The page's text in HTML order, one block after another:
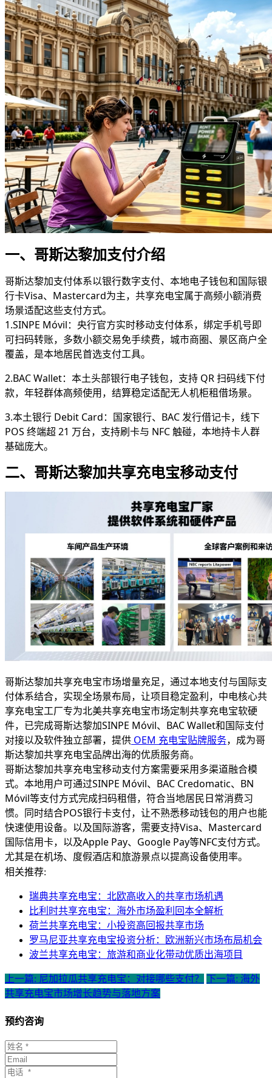
一、哥斯达黎加支付介绍
哥斯达黎加支付体系以银行数字支付、本地电子钱包和国际银
行卡Visa、Mastercard为主，共享充电宝属于高频小额消费
场景适配这些支付方式。
1.SINPE Móvil：央行官方实时移动支付体系，绑定手机号即
可扫码转账，多数小额交易免手续费，城市商圈、景区商户全
覆盖，是本地居民首选支付工具。
2.BAC Wallet：本土头部银行电子钱包，支持 QR 扫码线下付
款，年轻群体高频使用，结算稳定适配无人机柜租借场景。
3.本土银行 Debit Card：国家银行、BAC 发行借记卡，线下
POS 终端超 21 万台，支持刷卡与 NFC 触碰，本地持卡人群
基础庞大。
二、哥斯达黎加共享充电宝移动支付
哥斯达黎加共享充电宝市场增量充足，通过本地支付与国际支
付体系结合，实现全场景布局，让项目稳定盈利，中电核心共
享充电宝工厂专为北美共享充电宝市场定制共享充电宝软硬
件，已完成哥斯达黎加SINPE Móvil、BAC Wallet和国际支付
对接以及软件独立部署，提供 OEM 充电宝贴牌服务，成为哥
斯达黎加共享充电宝品牌出海的优质服务商。
哥斯达黎加共享充电宝移动支付方案需要采用多渠道融合模
式。本地用户可通过SINPE Móvil、BAC Credomatic、BN
Móvil等支付方式完成扫码租借，符合当地居民日常消费习
惯。同时结合POS银行卡支付，让不熟悉移动钱包的用户也能
快速使用设备。以及国际游客，需要支持Visa、Mastercard
国际信用卡，以及Apple Pay、Google Pay等NFC支付方式。
尤其是在机场、度假酒店和旅游景点以提高设备使用率。
相关推荐:
瑞典共享充电宝：北欧高收入的共享市场机遇
比利时共享充电宝：海外市场盈利回本全解析
荷兰共享充电宝：小投资高回报共享市场
罗马尼亚共享充电宝投资分析：欧洲新兴市场布局机会
波兰共享充电宝：旅游和商业化带动优质出海项目
上一篇: 尼加拉瓜共享充电宝：对接哪些支付？
下一篇: 海外
共享充电宝市场增长趋势与落地方案
预约咨询